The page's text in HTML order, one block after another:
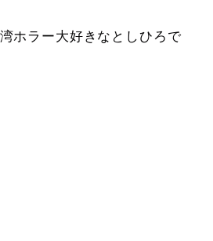
ホラー大好きなとしひろで